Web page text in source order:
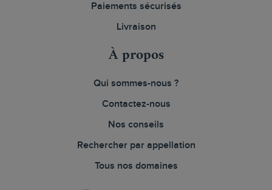
Paiements sécurisés
Livraison
À propos
Qui sommes-nous ?
Contactez-nous
Nos conseils
Rechercher par appellation
Tous nos domaines